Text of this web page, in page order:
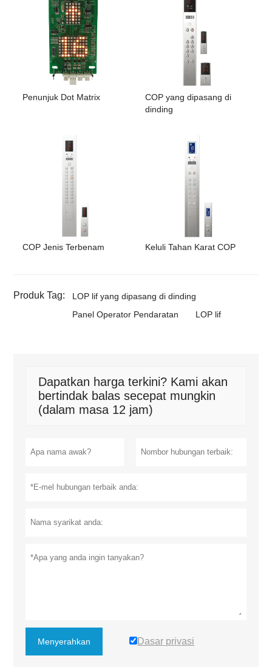
Penunjuk Dot Matrix
COP yang dipasang di
dinding
COP Jenis Terbenam Keluli Tahan Karat COP
Produk Tag:
LOP lif yang dipasang di dinding
Panel Operator Pendaratan
LOP lif
Dapatkan harga terkini? Kami akan
bertindak balas secepat mungkin
(dalam masa 12 jam)
Menyerahkan Dasar privasi